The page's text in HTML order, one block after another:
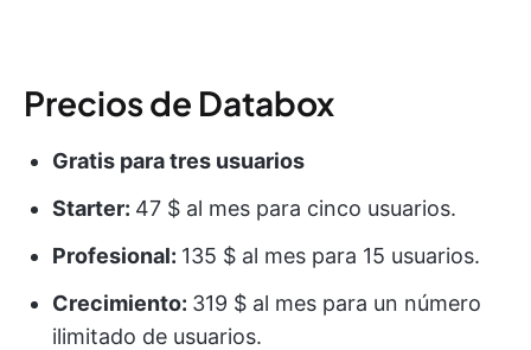
Precios de Databox
Gratis para tres usuarios
Starter: 47 $ al mes para cinco usuarios.
Profesional: 135 $ al mes para 15 usuarios.
Crecimiento: 319 $ al mes para un número
ilimitado de usuarios.